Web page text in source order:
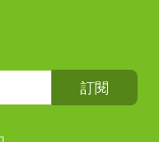
訂閱